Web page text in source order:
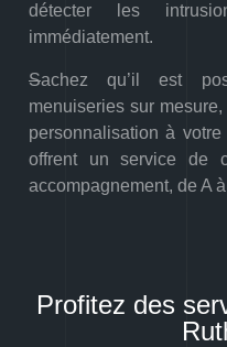
détecter les
immédiatement.
Sachez qu’il est
menuiseries sur
personnalisation à
offrent un service de
accompagnement, de A
Profitez des